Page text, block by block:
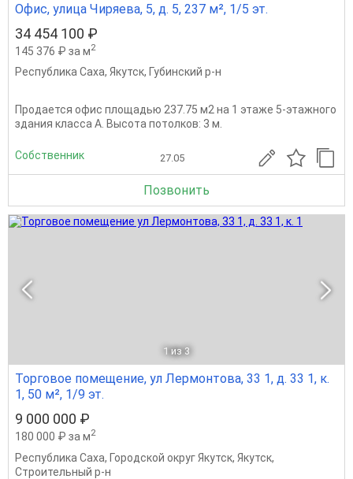
Офис, улица Чиряева, 5, д. 5, 237 м², 1/5 эт.
34 454 100 ₽
145 376 ₽ за м2
Республика Саха, Якутск, Губинский р-н
Продается офис площадью 237.75 м2 на 1 этаже 5-этажного
здания класса A. Высота потолков: 3 м.
Собственник 27.05
Позвонить
1 из 3
Торговое помещение, ул Лермонтова, 33 1, д. 33 1, к.
1, 50 м², 1/9 эт.
9 000 000 ₽
180 000 ₽ за м2
Республика Саха, Городской округ Якутск, Якутск,
Строительный р-н